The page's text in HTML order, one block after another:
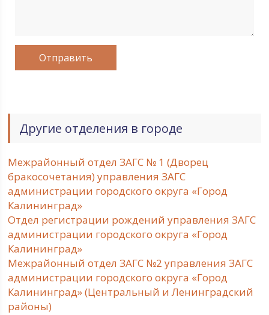
Другие отделения в городе
Межрайонный отдел ЗАГС № 1 (Дворец
бракосочетания) управления ЗАГС
администрации городского округа «Город
Калининград»
Отдел регистрации рождений управления ЗАГС
администрации городского округа «Город
Калининград»
Межрайонный отдел ЗАГС №2 управления ЗАГС
администрации городского округа «Город
Калининград» (Центральный и Ленинградский
районы)